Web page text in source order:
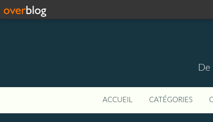
De
ACCUEIL CATÉGORIES